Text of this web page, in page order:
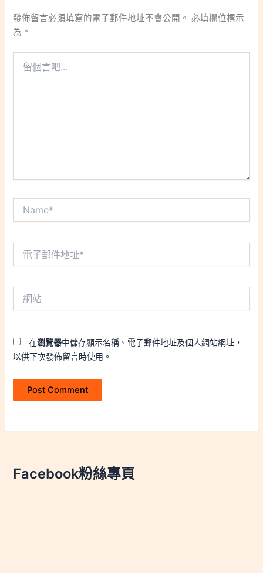
發佈留言必須填寫的電子郵件地址不會公開。 必填欄位標示
為 *
在瀏覽器中儲存顯示名稱、電子郵件地址及個人網站網址，
以供下次發佈留言時使用。
Facebook粉絲專頁